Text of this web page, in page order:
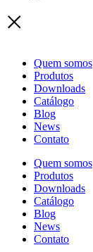
Quem somos
Produtos
Downloads
Catálogo
Blog
News
Contato
Quem somos
Produtos
Downloads
Catálogo
Blog
News
Contato